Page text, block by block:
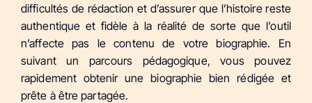
difficultés de rédaction et d’assurer que l’histoire reste
authentique et fidèle à la réalité de sorte que l’outil
n’affecte pas le contenu de votre biographie. En
suivant un parcours pédagogique, vous pouvez
rapidement obtenir une biographie bien rédigée et
prête à être partagée.